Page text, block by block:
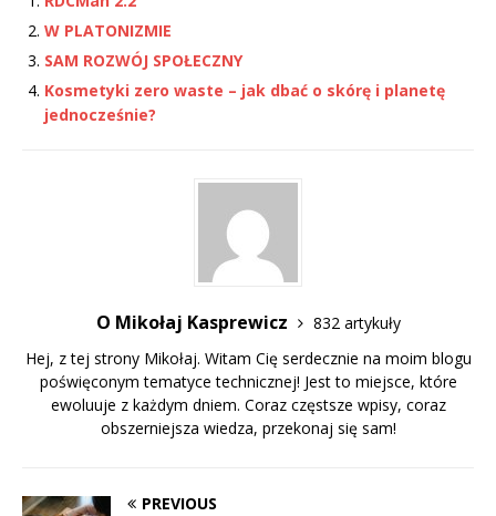
W PLATONIZMIE
SAM ROZWÓJ SPOŁECZNY
Kosmetyki zero waste – jak dbać o skórę i planetę
jednocześnie?
O Mikołaj Kasprewicz
832 artykuły
Hej, z tej strony Mikołaj. Witam Cię serdecznie na moim blogu
poświęconym tematyce technicznej! Jest to miejsce, które
ewoluuje z każdym dniem. Coraz częstsze wpisy, coraz
obszerniejsza wiedza, przekonaj się sam!
PREVIOUS